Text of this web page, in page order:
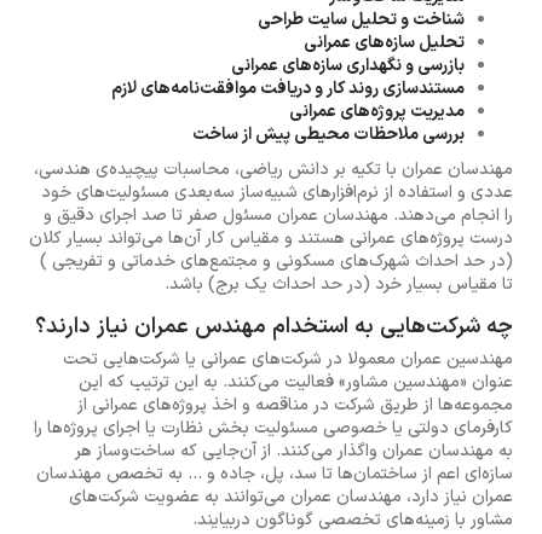
شناخت و تحلیل سایت طراحی
تحلیل سازه‌های عمرانی
بازرسی و نگهداری سازه‌های عمرانی
مستندسازی روند کار و دریافت موافقت‌نامه‌های لازم
مدیریت پروژه‌های عمرانی
بررسی ملاحظات محیطی پیش از ساخت
مهندسان عمران با تکیه بر دانش ریاضی، محاسبات پیچیده‌ی هندسی،
عددی و استفاده از نرم‌افزارهای شبیه‌ساز سه‌بعدی مسئولیت‌های خود
را انجام می‌دهند. مهندسان عمران مسئول صفر تا صد اجرای دقیق و
درست پروژه‌های عمرانی هستند و مقیاس کار آن‌ها می‌تواند بسیار کلان
(در حد احداث شهرک‌های مسکونی و مجتمع‌های خدماتی و تفریجی )
تا مقیاس بسیار خرد (در حد احداث یک برج) باشد.
چه شرکت‌هایی به استخدام مهندس عمران نیاز دارند؟
مهندسین عمران معمولا در شرکت‌های عمرانی یا شرکت‌هایی تحت
عنوان «مهندسین مشاور» فعالیت می‌کنند. به این ترتیب که این
مجموعه‌ها از طریق شرکت در مناقصه و اخذ پروژه‌های عمرانی از
کارفرمای دولتی یا خصوصی مسئولیت بخش نظارت یا اجرای پروژه‌ها را
به مهندسان عمران واگذار می‌کنند. از آن‌جایی که ساخت‌وساز هر
سازه‌ای اعم از ساختمان‌ها تا سد، پل، جاده و ... به تخصص مهندسان
عمران نیاز دارد، مهندسان عمران می‌توانند به عضویت شرکت‌های
مشاور با زمینه‌های تخصصی گوناگون دربیایند.